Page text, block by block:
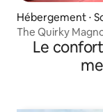
Hébergement ⋅
The Quirky
Le